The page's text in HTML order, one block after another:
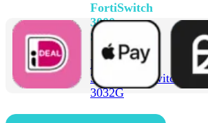
FortiSwitch
3000
Series
FortiSwitch
3032E
FortiSwitch
3032G